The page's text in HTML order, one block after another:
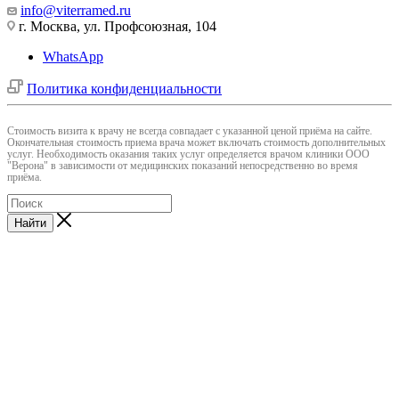
info@viterramed.ru
г. Москва, ул. Профсоюзная, 104
WhatsApp
Политика конфиденциальности
Cтоимость визита к врачу не всегда совпадает с указанной ценой приёма на сайте.
Окончательная стоимость приема врача может включать стоимость дополнительных
услуг. Необходимость оказания таких услуг определяется врачом клиники ООО
"Верона" в зависимости от медицинских показаний непосредственно во время
приёма.
Найти